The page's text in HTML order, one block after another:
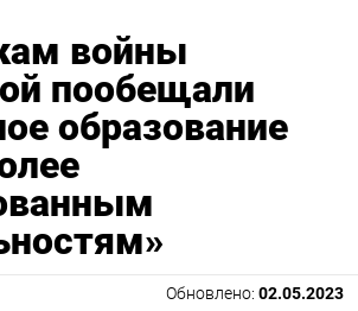
войны
пообещали
образование
Обновлено: 02.05.2023